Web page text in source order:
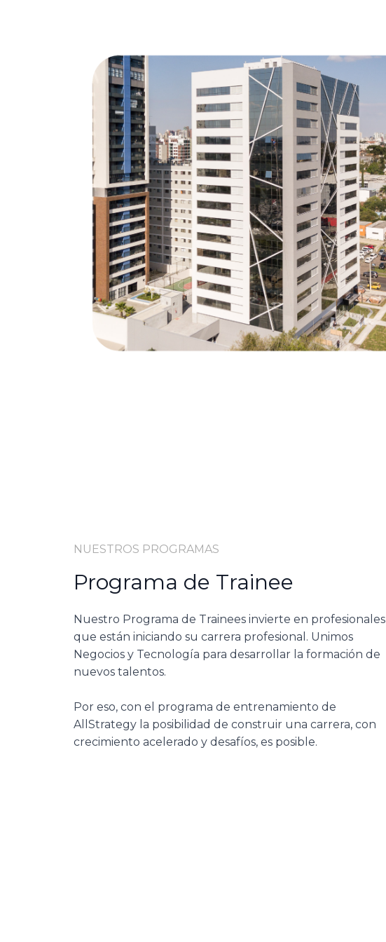
NUESTROS PROGRAMAS
Programa de Trainee
Nuestro Programa de Trainees invierte en profesionales
que están iniciando su carrera profesional. Unimos
Negocios y Tecnología para desarrollar la formación de
nuevos talentos.
Por eso, con el programa de entrenamiento de
AllStrategy la posibilidad de construir una carrera, con
crecimiento acelerado y desafíos, es posible.